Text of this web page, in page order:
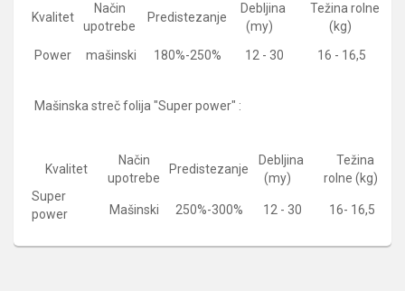
Kvalitet
Način
upotrebe
Predistezanje
Debljina
(my)
Težina rolne
(kg)
Power mašinski 180%-250% 12 - 30 16 - 16,5
Mašinska streč folija "Super power" :
Kvalitet
Način
upotrebe
Predistezanje
Debljina
(my)
Težina
rolne (kg)
Super
power
Mašinski 250%-300% 12 - 30 16- 16,5